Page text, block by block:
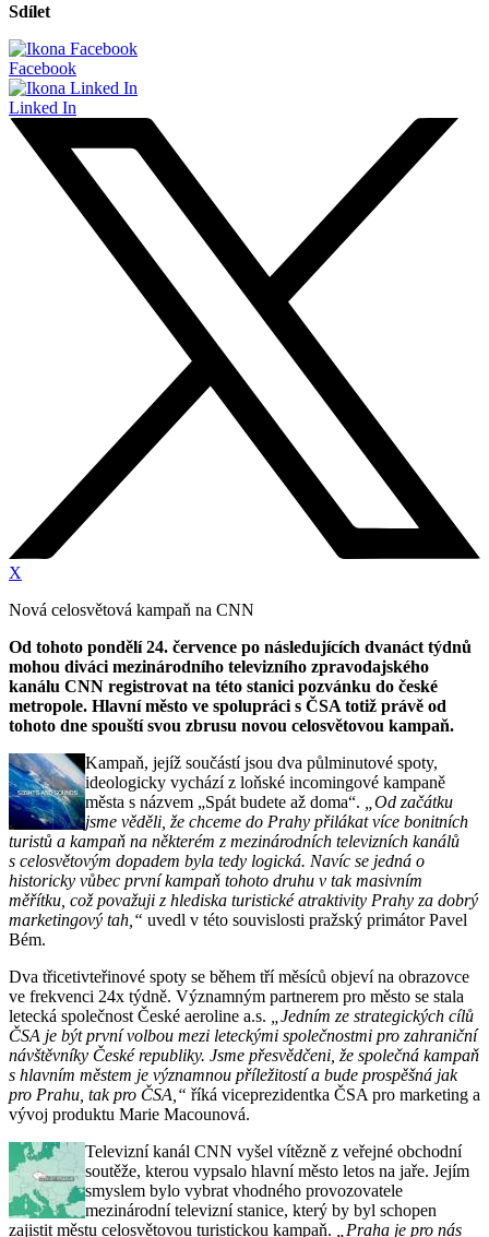
Sdílet
Facebook
Linked In
X
Nová celosvětová kampaň na CNN
Od tohoto pondělí 24. července po následujících dvanáct týdnů
mohou diváci mezinárodního televizního zpravodajského
kanálu CNN registrovat na této stanici pozvánku do české
metropole. Hlavní město ve spolupráci s ČSA totiž právě od
tohoto dne spouští svou zbrusu novou celosvětovou kampaň.
Kampaň, jejíž součástí jsou dva půlminutové spoty,
ideologicky vychází z loňské incomingové kampaně
města s názvem „Spát budete až doma“. „Od začátku
jsme věděli, že chceme do Prahy přilákat více bonitních
turistů a kampaň na některém z mezinárodních televizních kanálů
s celosvětovým dopadem byla tedy logická. Navíc se jedná o
historicky vůbec první kampaň tohoto druhu v tak masivním
měřítku, což považuji z hlediska turistické atraktivity Prahy za dobrý
marketingový tah,“ uvedl v této souvislosti pražský primátor Pavel
Bém.
Dva třicetivteřinové spoty se během tří měsíců objeví na obrazovce
ve frekvenci 24x týdně. Významným partnerem pro město se stala
letecká společnost České aeroline a.s. „Jedním ze strategických cílů
ČSA je být první volbou mezi leteckými společnostmi pro zahraniční
návštěvníky České republiky. Jsme přesvědčeni, že společná kampaň
s hlavním městem je významnou příležitostí a bude prospěšná jak
pro Prahu, tak pro ČSA,“ říká viceprezidentka ČSA pro marketing a
vývoj produktu Marie Macounová.
Televizní kanál CNN vyšel vítězně z veřejné obchodní
soutěže, kterou vypsalo hlavní město letos na jaře. Jejím
smyslem bylo vybrat vhodného provozovatele
mezinárodní televizní stanice, který by byl schopen
zajistit městu celosvětovou turistickou kampaň. „Praha je pro nás